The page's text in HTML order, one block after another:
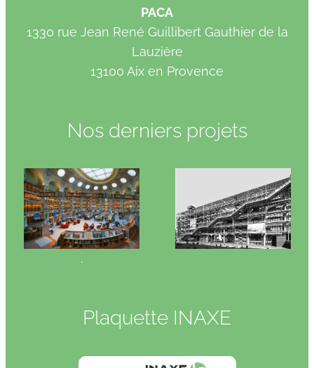
PACA
1330 rue Jean René Guillibert Gauthier de la
Lauzière
13100 Aix en Provence
Nos derniers projets
.
Plaquette INAXE